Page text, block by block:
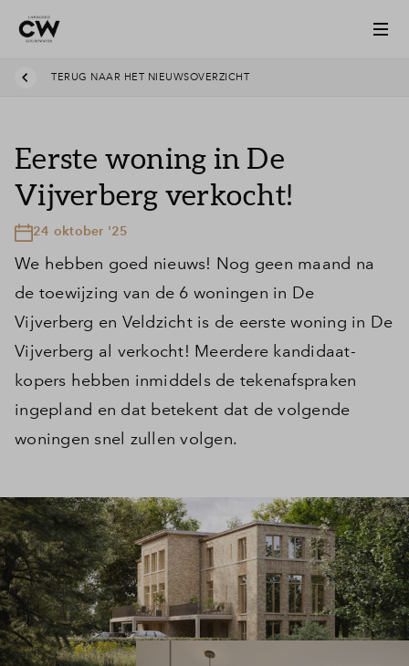
TERUG NAAR HET NIEUWSOVERZICHT
Eerste woning in De
Vijverberg verkocht!
24 oktober '25
We hebben goed nieuws! Nog geen maand na
de toewijzing van de 6 woningen in De
Vijverberg en Veldzicht is de eerste woning in De
Vijverberg al verkocht! Meerdere kandidaat-
kopers hebben inmiddels de tekenafspraken
ingepland en dat betekent dat de volgende
woningen snel zullen volgen.